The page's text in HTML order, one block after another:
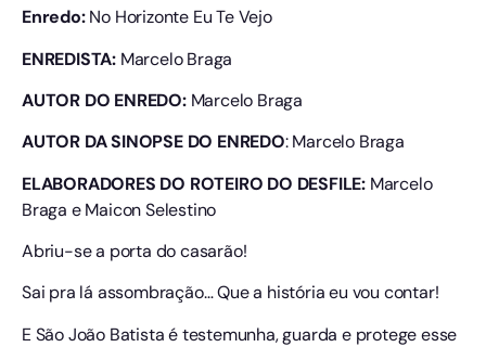
Enredo:No Horizonte Eu Te Vejo
ENREDISTA: Marcelo Braga
AUTOR DO ENREDO:Marcelo Braga
AUTOR DA SINOPSE DO ENREDO: Marcelo Braga
ELABORADORES DO ROTEIRO DO DESFILE: Marcelo
Braga e Maicon Selestino
Abriu-se a porta do casarão!
Sai pra lá assombração… Que a história eu vou contar!
E São João Batista é testemunha, guarda e protege esse